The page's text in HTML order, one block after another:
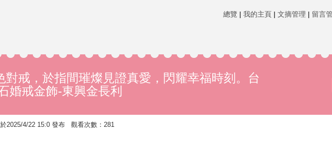
總覽 | 我的主頁 | 文摘管理 | 留言
對戒，於指間璀燦見證真愛，閃耀幸福時刻。台
婚戒金飾-東興金長利
於2025/4/22 15:0 發布 觀看次數：281